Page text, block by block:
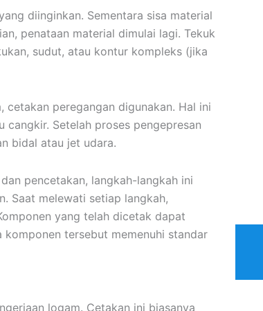
diinginkan. Sementara sisa material
penataan material dimulai lagi. Tekuk
sudut, atau kontur kompleks (jika
peregangan digunakan. Hal ini
Setelah proses pengepresan
bidal atau jet udara.
pencetakan, langkah-langkah ini
Saat melewati setiap langkah,
yang telah dicetak dapat
tersebut memenuhi standar
logam. Cetakan ini biasanya